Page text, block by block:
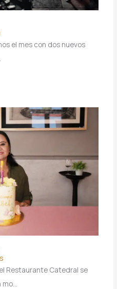
el mes con dos nuevos
Restaurante Catedral se